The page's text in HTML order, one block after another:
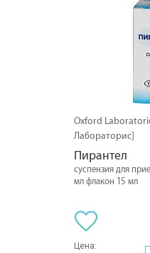
Oxford
Лабораторис]
Пирантел
суспензия для
мл флакон 15 мл
Цена: